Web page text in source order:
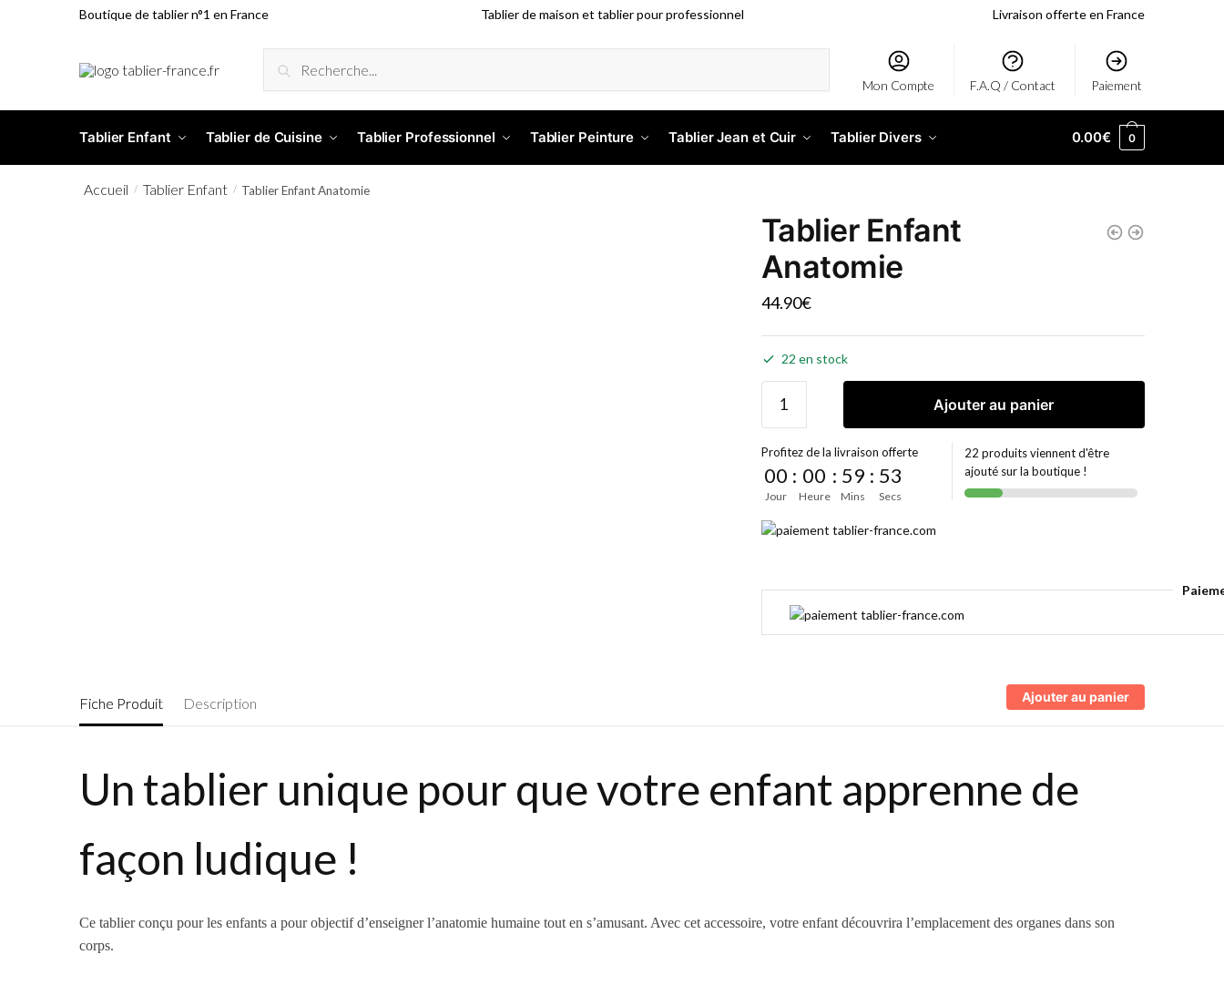
Boutique de tablier n°1 en France Tablier de maison et tablier pour professionnel Livraison offerte en France
RECHERCHE Mon Compte F.A.Q / Contact Paiement
Tablier Enfant Tablier de Cuisine Tablier Professionnel Tablier Peinture Tablier Jean et Cuir Tablier Divers 0.00€ 0
Accueil / Tablier Enfant / Tablier Enfant Anatomie
Tablier Enfant
Anatomie
44.90€
22 en stock
Ajouter au panier
Profitez de la livraison offerte
00
Jour
: 00
Heure
: 59
Mins
: 52
Secs
22 produits viennent d'être
ajouté sur la boutique !
Fiche Produit Description Ajouter au panier
Un tablier unique pour que votre enfant apprenne de
façon ludique !
Ce tablier conçu pour les enfants a pour objectif d’enseigner l’anatomie humaine tout en s’amusant. Avec cet accessoire, votre enfant découvrira l’emplacement des organes dans son
corps.